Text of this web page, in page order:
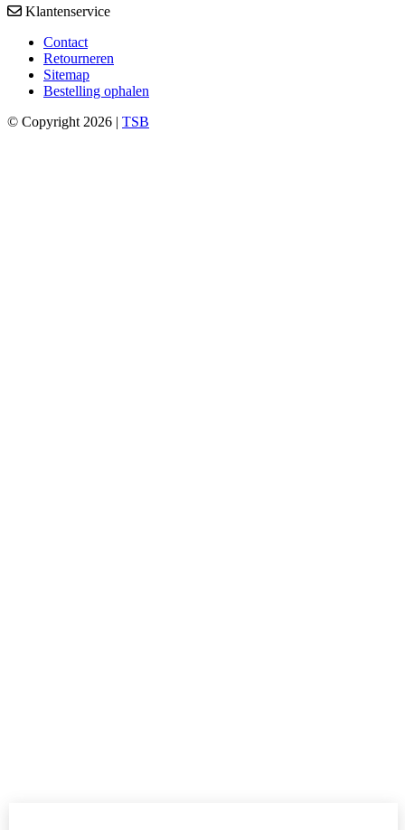
Klantenservice
Contact
Retourneren
Sitemap
Bestelling ophalen
© Copyright 2026 | TSB